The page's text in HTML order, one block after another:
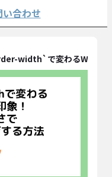
い合わせ
width`で変わるWebサ